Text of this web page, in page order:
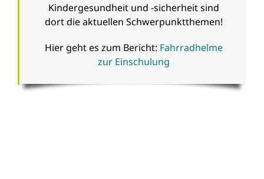
Kindergesundheit und -sicherheit sind
dort die aktuellen Schwerpunktthemen!
Hier geht es zum Bericht: Fahrradhelme
zur Einschulung